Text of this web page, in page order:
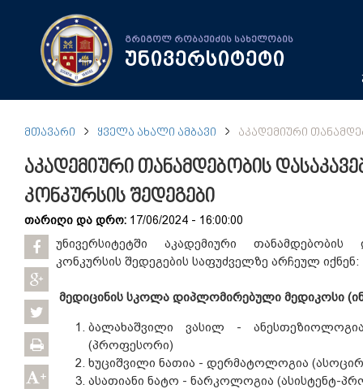
გრიგოლ რობაქიძის სახელობის
უნივერსიტეტი
ᲛᲗᲐᲕᲐᲠᲘ ᲧᲕᲔᲚᲐ ᲐᲮᲐᲚᲘ ᲐᲛᲑᲐᲕᲘ ᲐᲙᲐᲓᲔᲛᲘᲣᲠᲘ
აკადემიური თანამდებობის
კონკურსის შედეგები
თარიღი და დრო: 17/06/2024 - 16:00:00
+
უნივერსიტეტში აკადემიური თანამდებობის
კონკურსის შედეგების საფუძველზე არჩეულ იქნენ:
მედიცინის სკოლა დიპლომირებული მედიკოსი
ბალახაშვილი ვასილ -
(პროფესორი)
ხუციშვილი ნათია - დერმატოლოგია
ასათიანი ნატო - ნარკოლოგია (ასისტენტ-